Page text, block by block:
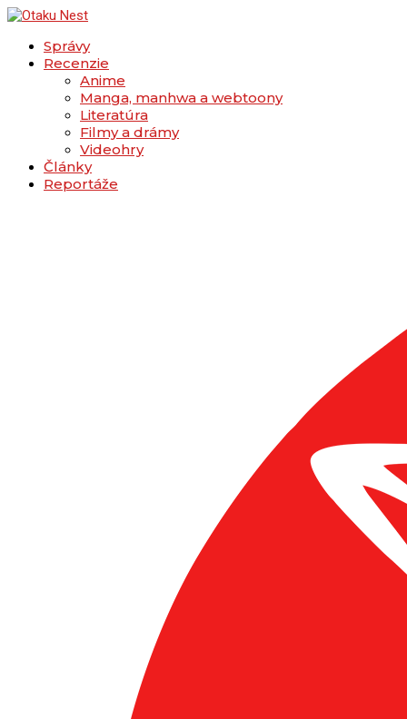
Správy
Recenzie
Anime
Manga, manhwa a webtoony
Literatúra
Filmy a drámy
Videohry
Články
Reportáže